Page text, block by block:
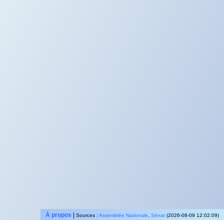
À propos Sources : Assemblée Nationale Sénat (2026-08-09 12:02:09)